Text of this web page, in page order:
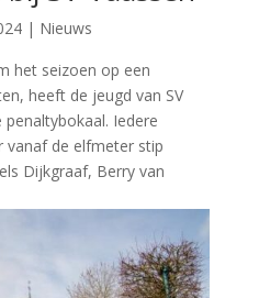
| Nieuws
het seizoen op een
heeft de jeugd van SV
Iedere
vanaf de elfmeter stip
Dijkgraaf, Berry van